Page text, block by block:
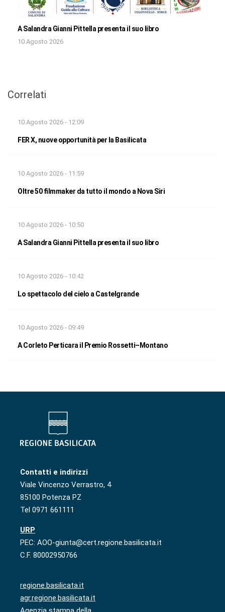
A Salandra Gianni Pittella presenta il suo libro
10 Agosto 2026
Correlati
10 Agosto 2026 - 12:09
FER X, nuove opportunità per la Basilicata
10 Agosto 2026 - 11:59
Oltre 50 filmmaker da tutto il mondo a Nova Siri
10 Agosto 2026 - 10:50
A Salandra Gianni Pittella presenta il suo libro
10 Agosto 2026 - 10:42
Lo spettacolo del cielo a Castelgrande
10 Agosto 2026 - 09:49
A Corleto Perticara il Premio Rossetti–Montano
Contatti e indirizzi
Viale Vincenzo Verrastro, 4
85100 Potenza PZ
Tel 0971 661111
URP
PEC: AOO-giunta@cert.regione.basilicata.it
C.F. 80002950766
regione.basilicata.it
agr.regione.basilicata.it